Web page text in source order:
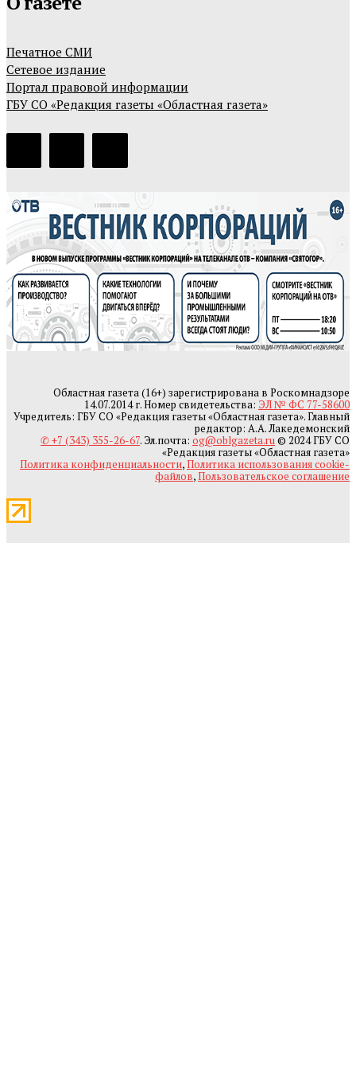
Печатное СМИ
Сетевое издание
Портал правовой информации
ГБУ СО «Редакция газеты «Областная газета»
Областная газета (16+) зарегистрирована в Роскомнадзоре
14.07.2014 г. Номер свидетельства: ЭЛ № ФС 77-58600
Учредитель: ГБУ СО «Редакция газеты «Областная газета». Главный
редактор: А.А. Лакедемонский
✆ +7 (343) 355-26-67. Эл.почта: og@oblgazeta.ru© 2024 ГБУ СО
«Редакция газеты «Областная газета»
Политика конфиденциальности,Политика использования cookie-
файлов,Пользовательское соглашение